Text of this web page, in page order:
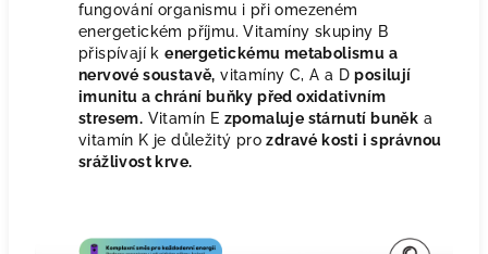
fungování organismu i při omezeném
energetickém příjmu. Vitamíny skupiny B
přispívají kenergetickému metabolismu a
nervové soustavě, vitamíny C, A a Dposilují
imunitu a chrání buňky před oxidativním
stresem. Vitamín E zpomaluje stárnutí buněk a
vitamín K je důležitý prozdravé kosti i správnou
srážlivost krve.